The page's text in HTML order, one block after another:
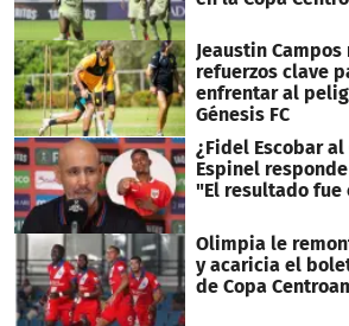
Jeaustin
refuerzos clave
enfrentar al
Génesis FC
¿Fidel Escobar
Espinel
"El resultado fue
Olimpia le
y acaricia el
de Copa